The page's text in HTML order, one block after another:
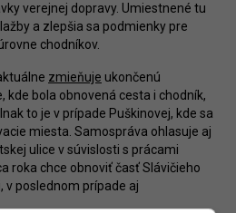
verejnej dopravy. Umiestnené tu
a zlepšia sa podmienky pre
chodníkov.
zmieňuje ukončenú
kde bola obnovená cesta i chodník,
to je v prípade Puškinovej, kde sa
miesta. Samospráva ohlasuje aj
ulice v súvislosti s prácami
roka chce obnoviť časť Slávičieho
v poslednom prípade aj